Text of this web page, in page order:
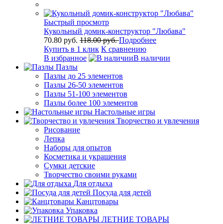
Быстрый просмотр
Кукольный домик-конструктор "Любава"
70.80 руб. 118.00 руб.Подробнее
Купить в 1 клик К сравнению
В избранное
В наличии
Пазлы
Пазлы до 25 элементов
Пазлы 26-50 элементов
Пазлы 51-100 элементов
Пазлы более 100 элементов
Настольные игры
Творчество и увлечения
Рисование
Лепка
Наборы для опытов
Косметика и украшения
Сумки детские
Творчество своими руками
Для отдыха
Посуда для детей
Канцтовары
Упаковка
ЛЕТНИЕ ТОВАРЫ